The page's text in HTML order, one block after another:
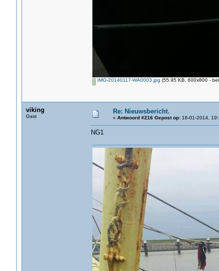
IMG-20140117-WA0003.jpg (55.95 KB, 600x800 -
viking
Gast
Re: Nieuwsbericht.
« Antwoord #216 Gepost op:18-01-2014,
NG1